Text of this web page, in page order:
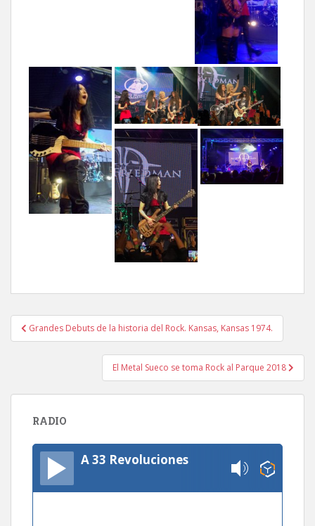
Navegación
de
Grandes Debuts de la historia del Rock. Kansas, Kansas 1974.
El Metal Sueco se toma Rock al Parque 2018
RADIO
A 33 Revoluciones